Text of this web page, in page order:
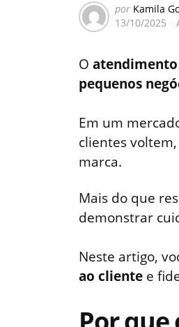
postado
por
por Kamila
13/10/2025
O
pequenos
Em um
clientes
marca.
Mais do que
demonstrar
Neste artigo,
ao cliente e